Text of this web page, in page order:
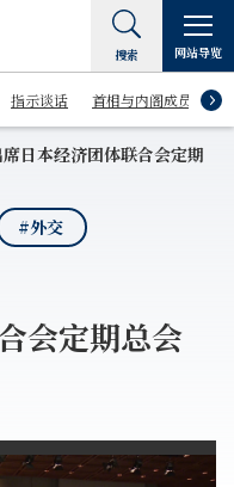
指示谈话 首相与内阁成员
搜索 网站导览
席日本经济团体联合会定期
#外交
会定期总会